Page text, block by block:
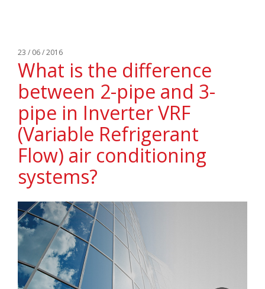
23 / 06 / 2016
What is the difference
between 2-pipe and 3-
pipe in Inverter VRF
(Variable Refrigerant
Flow) air conditioning
systems?